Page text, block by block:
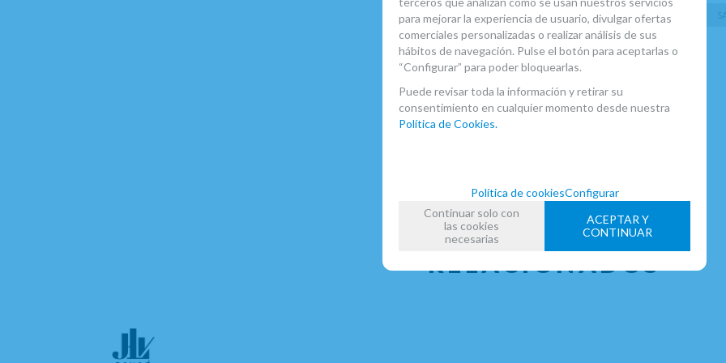
ACCESORIOS SAXO ALTO
FECHA DE LANZAMIENTO
Miércoles, 26 Abril 2017
RELACIONADOS
para mejorar la experiencia de usuario, divulgar ofertas
comerciales personalizadas o realizar análisis de sus
hábitos de navegación. Pulse el botón para aceptarlas o
“Configurar” para poder bloquearlas.
Puede revisar toda la información y retirar su
consentimiento en cualquier momento desde nuestra
Política de Cookies.
Política de cookiesConfigurar
Continuar solo con
las cookies
necesarias
ACEPTAR Y
CONTINUAR